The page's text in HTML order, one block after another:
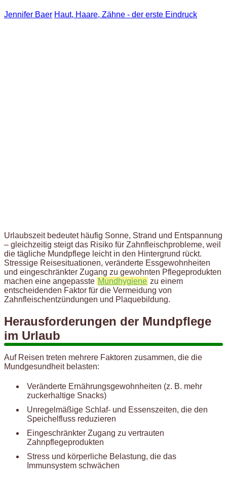
Jennifer Baer Haut, Haare, Zähne - der erste Eindruck
Urlaubszeit bedeutet häufig Sonne, Strand und Entspannung
– gleichzeitig steigt das Risiko für Zahnfleischprobleme, weil
die tägliche Mundpflege leicht in den Hintergrund rückt.
Stressige Reisesituationen, veränderte Essgewohnheiten
und eingeschränkter Zugang zu gewohnten Pflegeprodukten
machen eine angepasste Mundhygiene zu einem
entscheidenden Faktor für die Vermeidung von
Zahnfleischentzündungen und Plaquebildung.
Herausforderungen der Mundpflege
im Urlaub
Auf Reisen treten mehrere Faktoren zusammen, die die
Mundgesundheit belasten:
Veränderte Ernährungsgewohnheiten (z. B. mehr
zuckerhaltige Snacks)
Unregelmäßige Schlaf- und Essenszeiten, die den
Speichelfluss reduzieren
Eingeschränkter Zugang zu vertrauten
Zahnpflegeprodukten
Stress und körperliche Belastung, die das
Immunsystem schwächen